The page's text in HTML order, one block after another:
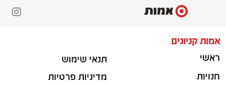
אמות קניונים
ראשי
חנויות
תנאי שימוש
מדיניות פרטיות